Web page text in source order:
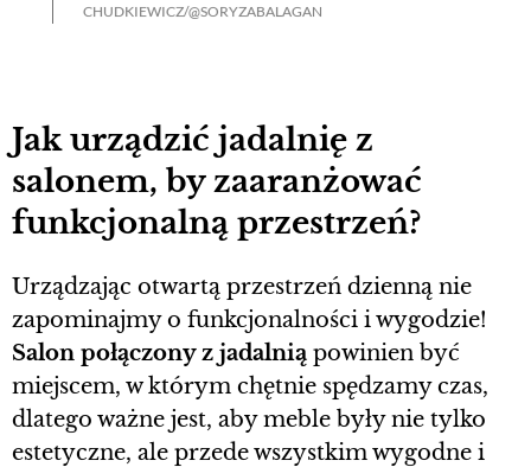
CHUDKIEWICZ/@SORYZABALAGAN
Jak urządzić jadalnię z
salonem, by zaaranżować
funkcjonalną przestrzeń?
Urządzając otwartą przestrzeń dzienną nie
zapominajmy o funkcjonalności i wygodzie!
Salon połączony z jadalnią powinien być
miejscem, w którym chętnie spędzamy czas,
dlatego ważne jest, aby meble były nie tylko
estetyczne, ale przede wszystkim wygodne i